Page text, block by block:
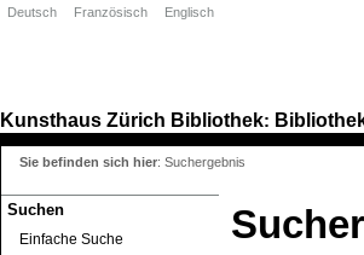
Kunsthaus Zürich Bibliothek:
Suchen
Einfache Suche
Deutsch Französisch Englisch
Sie befinden sich hier: Suchergebnis